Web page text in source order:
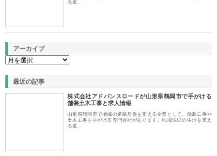
る道…
アーカイブ
最近の記事
株式会社アドバンスロードが山形県鶴岡市で手がける
舗装土木工事と求人情報
山形県鶴岡市で地域の道路基盤を支える企業として、舗装工事や
土木工事を手がける専門会社があります。地域住民の生活を支え
る道…